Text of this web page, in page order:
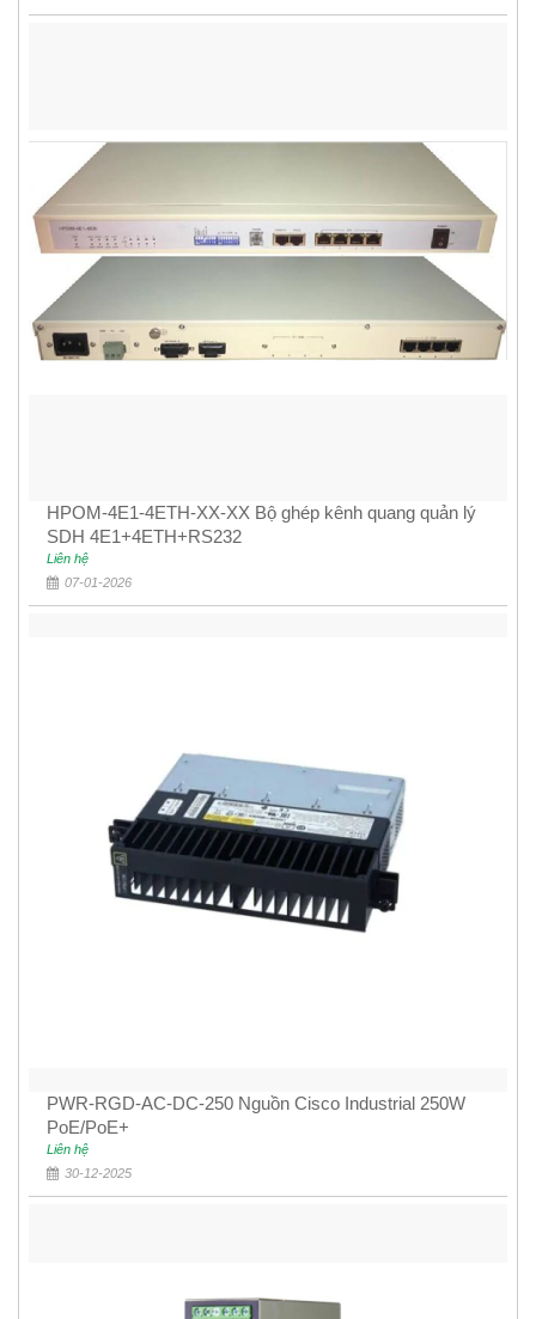
HPOM-4E1-4ETH-XX-XX Bộ ghép kênh quang quản lý
SDH 4E1+4ETH+RS232
Liên hệ
07-01-2026
PWR-RGD-AC-DC-250 Nguồn Cisco Industrial 250W
PoE/PoE+
Liên hệ
30-12-2025